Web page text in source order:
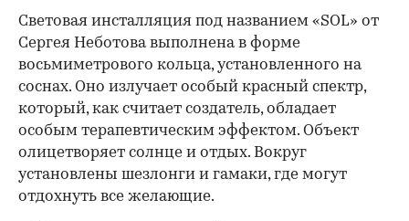
Световая инсталляция под названием «SOL» от
Сергея Неботова выполнена в форме
восьмиметрового кольца, установленного на
соснах. Оно излучает особый красный спектр,
который, как считает создатель, обладает
особым терапевтическим эффектом. Объект
олицетворяет солнце и отдых. Вокруг
установлены шезлонги и гамаки, где могут
отдохнуть все желающие.